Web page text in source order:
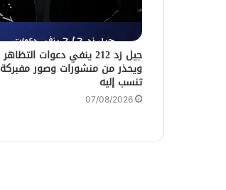
جيل زد 212 ينفي دعوات التظاهر
ويحذر من منشورات وصور مفبركة
تنسب إليه
07/08/2026